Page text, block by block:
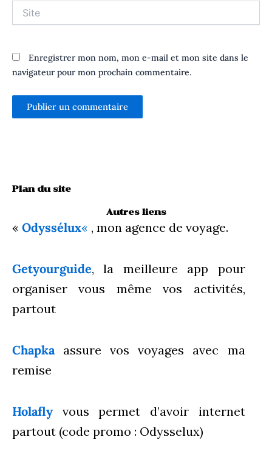
Enregistrer mon nom, mon e-mail et mon site dans le
navigateur pour mon prochain commentaire.
Plan du site
Autres liens
« Odyssélux« , mon agence de voyage.
Getyourguide, la meilleure app pour
organiser vous même vos activités,
partout
Chapkaassure vos voyages avec ma
remise
Holafly vous permet d’avoir internet
partout (code promo : Odysselux)